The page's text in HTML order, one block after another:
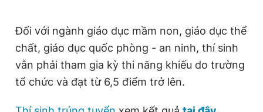
Đối với ngành giáo dục mầm non, giáo dục thể
chất, giáo dục quốc phòng - an ninh, thí sinh
vẫn phải tham gia kỳ thi năng khiếu do trường
tổ chức và đạt từ 6,5 điểm trở lên.